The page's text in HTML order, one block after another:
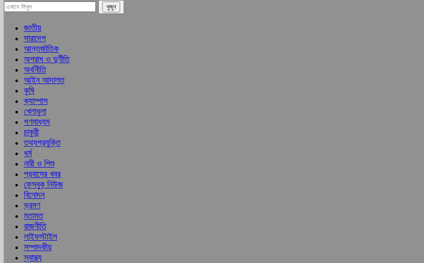
জাতীয়
সারাদেশ
আন্তর্জাতিক
অপরাধ ও দুর্ণীতি
অর্থনীতি
আইন আদালত
কৃষি
ক্যাম্পাস
খেলাধুলা
গণমাধ্যম
চাকুরী
তথ্যপ্রযুক্তি
ধর্ম
নারী ও শিশু
প্রবাসের খবর
ফেসবুক নিউজ
বিনোদন
ভ্রমণ
মতামত
রাজনীতি
লাইফস্টাইল
সম্পাদকীয়
স্বাস্থ্য